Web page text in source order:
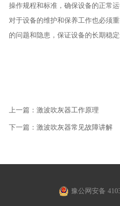
操作规程和标准，确保设备的正常
对于设备的维护和保养工作也必须
的问题和隐患，保证设备的长期稳定
上一篇： 激波吹灰器工作原理
下一篇： 激波吹灰器常见故障讲解
豫公网安备